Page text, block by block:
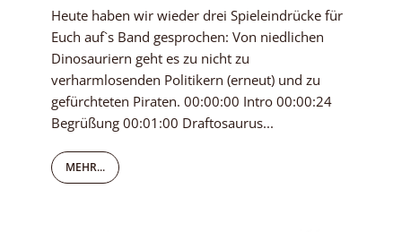
Heute haben wir wieder drei Spieleindrücke für
Euch auf`s Band gesprochen: Von niedlichen
Dinosauriern geht es zu nicht zu
verharmlosenden Politikern (erneut) und zu
gefürchteten Piraten. 00:00:00 Intro 00:00:24
Begrüßung 00:01:00 Draftosaurus...
MEHR...